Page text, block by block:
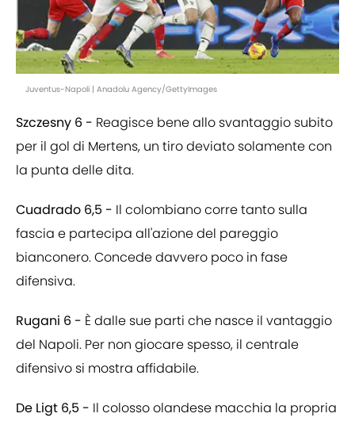
Juventus-Napoli | Anadolu Agency/GettyImages
Szczesny 6 - Reagisce bene allo svantaggio subito
per il gol di Mertens, un tiro deviato solamente con
la punta delle dita.
Cuadrado 6,5 - Il colombiano corre tanto sulla
fascia e partecipa all'azione del pareggio
bianconero. Concede davvero poco in fase
difensiva.
Rugani 6 - È dalle sue parti che nasce il vantaggio
del Napoli. Per non giocare spesso, il centrale
difensivo si mostra affidabile.
De Ligt 6,5 - Il colosso olandese macchia la propria